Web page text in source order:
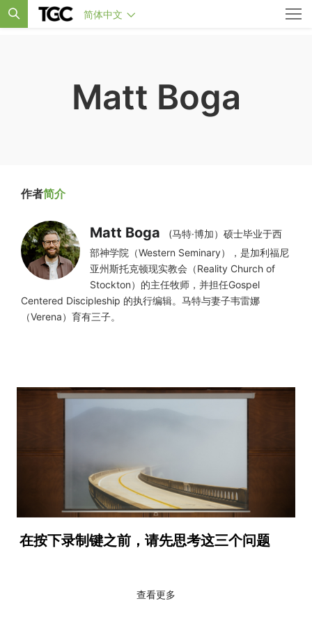
简体中文
Matt Boga
作者简介
Matt Boga
(马特·博加）硕士毕业于西
部神学院（Western Seminary），是加利福尼
亚州斯托克顿现实教会（Reality Church of
Stockton）的主任牧师，并担任Gospel
Centered Discipleship 的执行编辑。马特与妻子韦雷娜
（Verena）育有三子。
在按下录制键之前，请先思考这三个问题
查看更多